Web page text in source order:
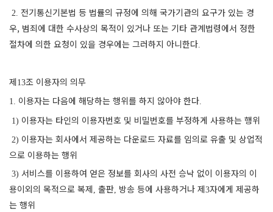
2. 전기통신기본법 등 법률의 규정에 의해 국가기관의 요구가 있는 경
우, 범죄에 대한 수사상의 목적이 있거나 또는 기타 관계법령에서 정한
절차에 의한 요청이 있을 경우에는 그러하지 아니한다.
제 13조 이용자의 의무
1. 이용자는 다음에 해당하는 행위를 하지 않아야 한다.
1) 이용자는 타인의 이용자번호 및 비밀번호를 부정하게 사용하는 행위
2) 이용자는 회사에서 제공하는 다운로드 자료를 임의로 유출 및 상업적
으로 이용하는 행위
3) 서비스를 이용하여 얻은 정보를 회사의 사전 승낙 없이 이용자의 이
용이외의 목적으로 복제 , 출판, 방송 등에 사용하거나 제3자에게 제공하
는 행위